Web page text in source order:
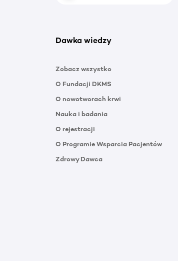
Dawka wiedzy
Zobacz wszystko
O Fundacji DKMS
O nowotworach krwi
Nauka i badania
O rejestracji
O Programie Wsparcia Pacjentów
Zdrowy Dawca